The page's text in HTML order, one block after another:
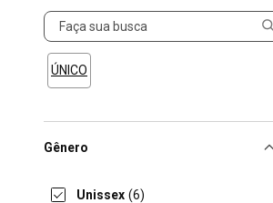
Tamanho
ÚNICO
Gênero
Unissex (6)